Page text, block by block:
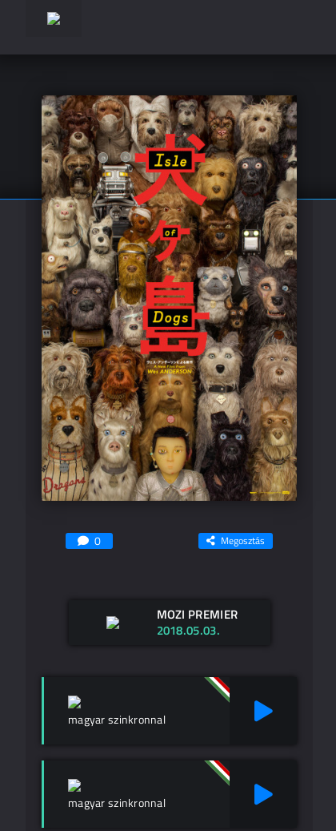
0 Megosztás
MOZI PREMIER
2018.05.03.
magyar szinkronnal
magyar szinkronnal